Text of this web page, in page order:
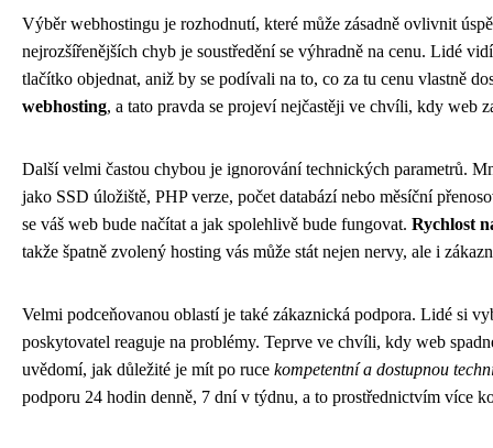
Výběr webhostingu je rozhodnutí, které může zásadně ovlivnit
nejrozšířenějších chyb je soustředění se výhradně na cenu. Lidé
tlačítko objednat, aniž by se podívali na to, co za tu cenu vlastně
webhosting, a tato pravda se projeví nejčastěji ve chvíli, kdy web
Další velmi častou chybou je ignorování technických parametrů.
jako SSD úložiště, PHP verze, počet databází nebo měsíční
se váš web bude načítat a jak spolehlivě bude fungovat. Rychlost
takže špatně zvolený hosting vás může stát nejen nervy, ale i
Velmi podceňovanou oblastí je také zákaznická podpora. Lidé si
poskytovatel reaguje na problémy. Teprve ve chvíli, kdy web
uvědomí, jak důležité je mít po ruce kompetentní a dostupnou
podporu 24 hodin denně, 7 dní v týdnu, a to prostřednictvím více